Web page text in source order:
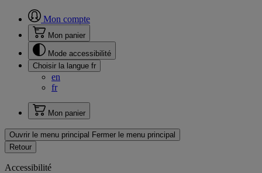
Mon compte
Mon panier
Mode accessibilité
Choisir la langue fr
en
fr
Mon panier
Ouvrir le menu principal Fermer le menu principal
Retour
Accessibilité